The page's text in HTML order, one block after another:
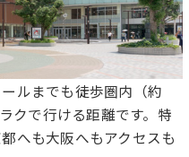
ルまでも徒歩圏内（約
クで行ける距離です。特
へも大阪へもアクセスも